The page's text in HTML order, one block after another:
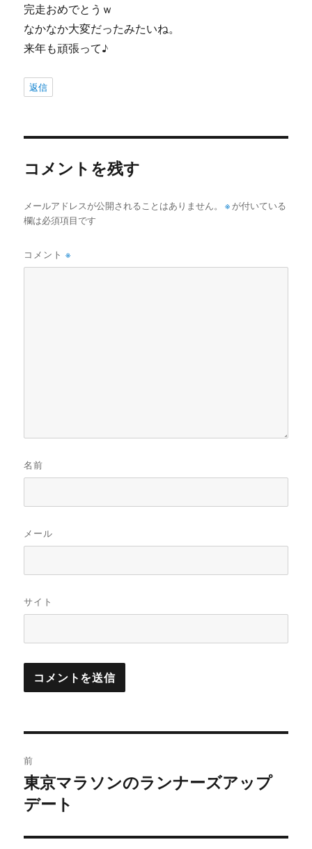
完走おめでとうｗ
なかなか大変だったみたいね。
来年も頑張って♪
返信
コメントを残す
メールアドレスが公開されることはありません。 ※が付いている
欄は必須項目です
コメント※
名前
メール
サイト
稿
ナ
ビ
前
前
の
稿:
東京マラソンのランナーズアップ
デート